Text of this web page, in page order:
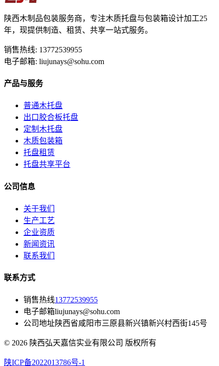
陕西木制品包装服务商，专注木质托盘与包装箱设计加工25
年，现提供制造、租赁、共享一站式服务。
销售热线: 13772539955
电子邮箱: liujunays@sohu.com
产品与服务
普通木托盘
出口胶合板托盘
定制木托盘
木质包装箱
托盘租赁
托盘共享平台
公司信息
关于我们
生产工艺
企业资质
新闻资讯
联系我们
联系方式
销售热线13772539955
电子邮箱liujunays@sohu.com
公司地址陕西省咸阳市三原县新兴镇新兴村西街145号
© 2026 陕西弘天嘉信实业有限公司 版权所有
陕ICP备2022013786号-1